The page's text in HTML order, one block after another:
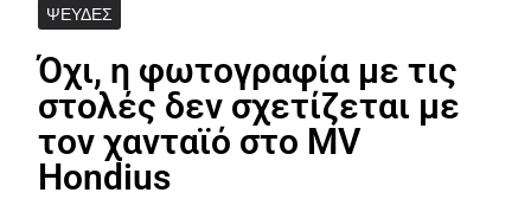
ΨΕΥΔΈΣ
Όχι, η φωτογραφία με τις
στολές δεν σχετίζεται με
τον χανταϊό στο MV
Hondius